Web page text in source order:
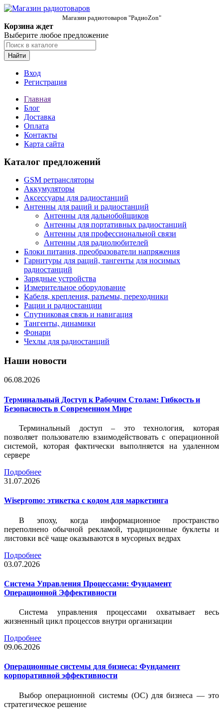
Магазин радиотоваров "РадиоZon"
Корзина ждет
Выберите любое предложение
Найти
Вход
Регистрация
Главная
Блог
Доставка
Оплата
Контакты
Карта сайта
Каталог предложений
GSM ретрансляторы
Аккумуляторы
Аксессуары для радиостанций
Антенны для раций и радиостанций
Антенны для дальнобойщиков
Антенны для портативных радиостанций
Антенны для профессиональной связи
Антенны для радиолюбителей
Блоки питания, преобразователи напряжения
Гарнитуры для раций, тангенты для носимых
радиостанций
Зарядные устройства
Измерительное оборудование
Кабеля, крепления, разъемы, переходники
Рации и радиостанции
Спутниковая связь и навигация
Тангенты, динамики
Фонари
Чехлы для радиостанций
Наши новости
06.08.2026
Терминальный Доступ к Рабочим Столам: Гибкость и
Безопасность в Современном Мире
Терминальный доступ – это технология, которая
позволяет пользователю взаимодействовать с операционной
системой, которая фактически выполняется на удаленном
сервере
Подробнее
31.07.2026
Wisepromo: этикетка c кодом для маркетинга
В эпоху, когда информационное пространство
переполнено обычной рекламой, традиционные буклеты и
листовки всё чаще оказываются в мусорных ведрах
Подробнее
03.07.2026
Система Управления Процессами: Фундамент
Операционной Эффективности
Система управления процессами охватывает весь
жизненный цикл процессов внутри организации
Подробнее
09.06.2026
Операционные системы для бизнеса: Фундамент
корпоративной эффективности
Выбор операционной системы (ОС) для бизнеса — это
стратегическое решение